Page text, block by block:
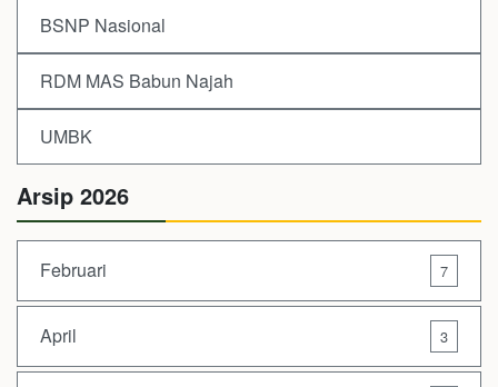
BSNP Nasional
RDM MAS Babun Najah
UMBK
Arsip 2026
Februari 7
April 3